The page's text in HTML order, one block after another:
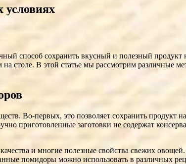
способ сохранить вкусный и полезный продукт
столе. В этой статье мы рассмотрим различные
Во-первых, это позволяет сохранить продукт
приготовленные заготовки не содержат
и многие полезные свойства свежих
помидоры можно использовать в различных